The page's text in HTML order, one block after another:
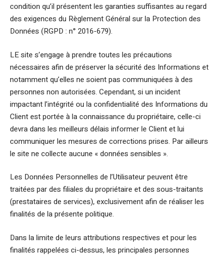
condition qu’il présentent les garanties suffisantes au regard
des exigences du Règlement Général sur la Protection des
Données (RGPD : n° 2016-679).
LE site s’engage à prendre toutes les précautions
nécessaires afin de préserver la sécurité des Informations et
notamment qu’elles ne soient pas communiquées à des
personnes non autorisées. Cependant, si un incident
impactant l’intégrité ou la confidentialité des Informations du
Client est portée à la connaissance du propriétaire, celle-ci
devra dans les meilleurs délais informer le Client et lui
communiquer les mesures de corrections prises. Par ailleurs
le site ne collecte aucune « données sensibles ».
Les Données Personnelles de l’Utilisateur peuvent être
traitées par des filiales du propriétaire et des sous-traitants
(prestataires de services), exclusivement afin de réaliser les
finalités de la présente politique.
Dans la limite de leurs attributions respectives et pour les
finalités rappelées ci-dessus, les principales personnes